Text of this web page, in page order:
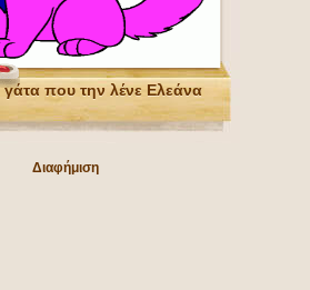
που την λένε Ελεάνα
Διαφήμιση